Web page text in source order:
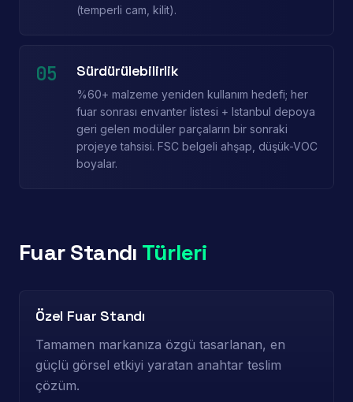
(temperli cam, kilit).
05 Sürdürülebilirlik
%60+ malzeme yeniden kullanım hedefi; her
fuar sonrası envanter listesi + Istanbul depoya
geri gelen modüler parçaların bir sonraki
projeye tahsisi. FSC belgeli ahşap, düşük-VOC
boyalar.
Fuar Standı Türleri
Özel Fuar Standı
Tamamen markanıza özgü tasarlanan, en
güçlü görsel etkiyi yaratan anahtar teslim
çözüm.